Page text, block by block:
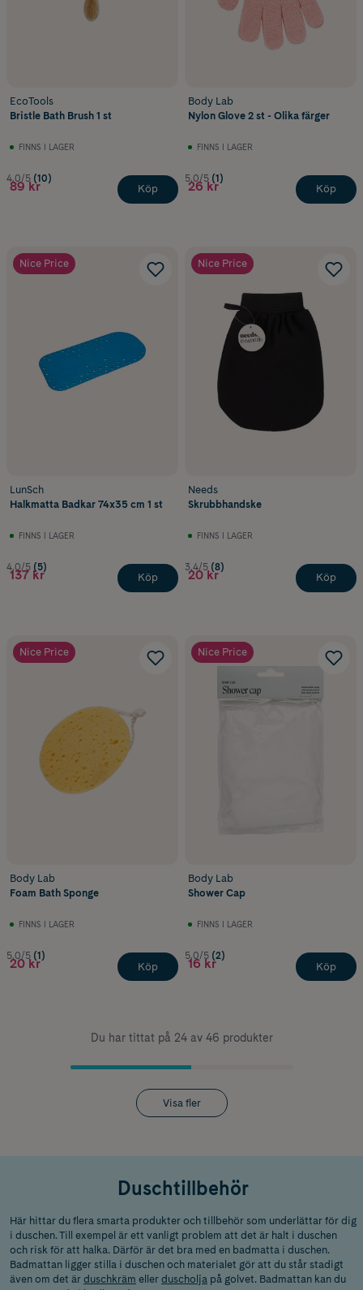
EcoTools
Bristle Bath Brush 1 st
FINNS I LAGER
4.0/5 (10)
89 kr Köp
Body Lab
Nylon Glove 2 st - Olika färger
FINNS I LAGER
5.0/5 (1)
26 kr Köp
Nice Price
LunSch
Halkmatta Badkar 74x35 cm 1 st
FINNS I LAGER
4.0/5 (5)
137 kr Köp
Nice Price
Needs
Skrubbhandske
FINNS I LAGER
3.4/5 (8)
20 kr Köp
Nice Price
Body Lab
Foam Bath Sponge
FINNS I LAGER
5.0/5 (1)
20 kr Köp
Nice Price
Body Lab
Shower Cap
FINNS I LAGER
5.0/5 (2)
16 kr Köp
Du har tittat på 24 av 46 produkter
Visa fler
Duschtillbehör
Här hittar du flera smarta produkter och tillbehör som underlättar för dig
i duschen. Till exempel är ett vanligt problem att det är halt i duschen
och risk för att halka. Därför är det bra med en badmatta i duschen.
Badmattan ligger stilla i duschen och materialet gör att du står stadigt
även om det är duschkräm eller duscholja på golvet. Badmattan kan du